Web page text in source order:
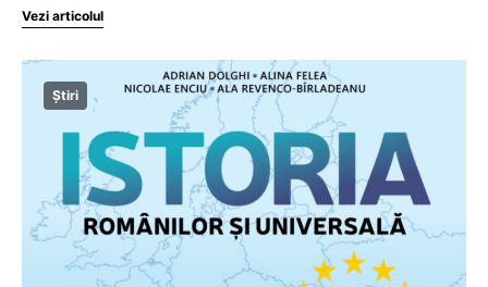
Vezi articolul
Știri